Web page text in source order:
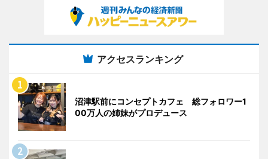
アクセスランキング
沼津駅前にコンセプトカフェ 総フォロワー1
00万人の姉妹がプロデュース